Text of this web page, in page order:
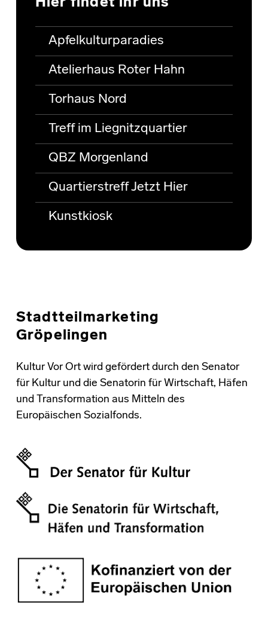
Hier findet ihr uns
Apfelkulturparadies
Atelierhaus Roter Hahn
Torhaus Nord
Treff im Liegnitzquartier
QBZ Morgenland
Quartierstreff Jetzt Hier
Kunstkiosk
Stadtteilmarketing
Gröpelingen
Kultur Vor Ort wird gefördert durch den Senator
für Kultur und die Senatorin für Wirtschaft, Häfen
und Transformation aus Mitteln des
Europäischen Sozialfonds.